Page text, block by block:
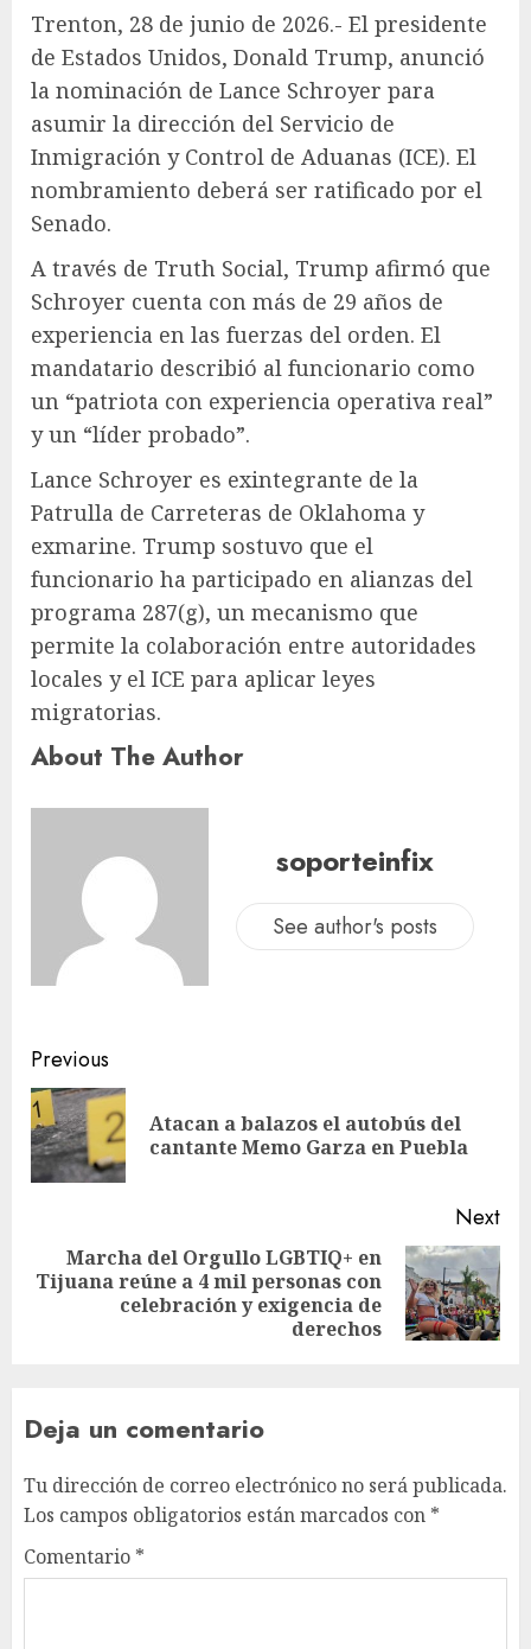
Trenton, 28 de junio de 2026.- El presidente
de Estados Unidos, Donald Trump, anunció
la nominación de Lance Schroyer para
asumir la dirección del Servicio de
Inmigración y Control de Aduanas (ICE). El
nombramiento deberá ser ratificado por el
Senado.
A través de Truth Social, Trump afirmó que
Schroyer cuenta con más de 29 años de
experiencia en las fuerzas del orden. El
mandatario describió al funcionario como
un “patriota con experiencia operativa real”
y un “líder probado”.
Lance Schroyer es exintegrante de la
Patrulla de Carreteras de Oklahoma y
exmarine. Trump sostuvo que el
funcionario ha participado en alianzas del
programa 287(g), un mecanismo que
permite la colaboración entre autoridades
locales y el ICE para aplicar leyes
migratorias.
About The Author
soporteinfix
See author's posts
Previous
Atacan a balazos el autobús del
cantante Memo Garza en Puebla
Next
Marcha del Orgullo LGBTIQ+ en
Tijuana reúne a 4 mil personas con
celebración y exigencia de
derechos
Deja un comentario
Tu dirección de correo electrónico no será publicada.
Los campos obligatorios están marcados con *
Comentario *